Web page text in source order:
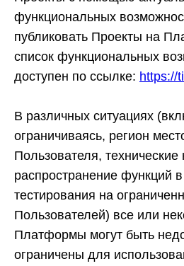
функциональных
публиковать Проекты на
список функциональных
доступен по ссылке: https://
В различных ситуациях
ограничиваясь, регион
Пользователя, технические
распространение функций
тестирования на
Пользователей) все или
Платформы могут быть
ограничены для